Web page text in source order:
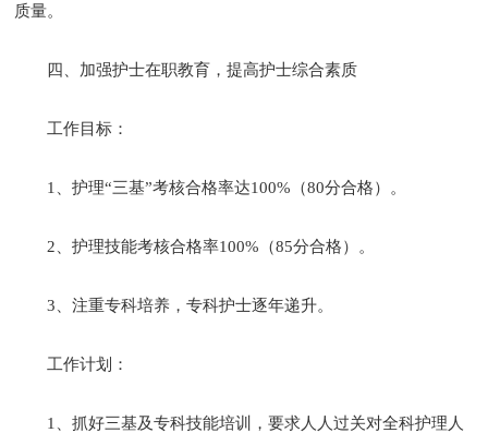
质量。
四、加强护士在职教育，提高护士综合素质
工作目标：
1、护理“三基”考核合格率达100%（80分合格）。
2、护理技能考核合格率100%（85分合格）。
3、注重专科培养，专科护士逐年递升。
工作计划：
1、抓好三基及专科技能培训，要求人人过关对全科护理人